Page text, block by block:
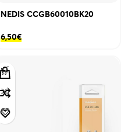
NEDIS CCGB60010BK20
6,50€